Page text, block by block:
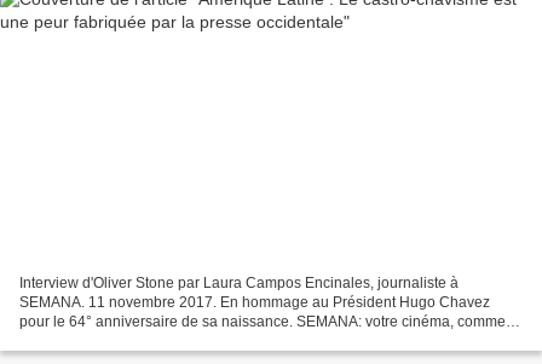
Interview d'Oliver Stone par Laura Campos Encinales, journaliste à
SEMANA. 11 novembre 2017. En hommage au Président Hugo Chavez
pour le 64° anniversaire de sa naissance. SEMANA: votre cinéma, comme